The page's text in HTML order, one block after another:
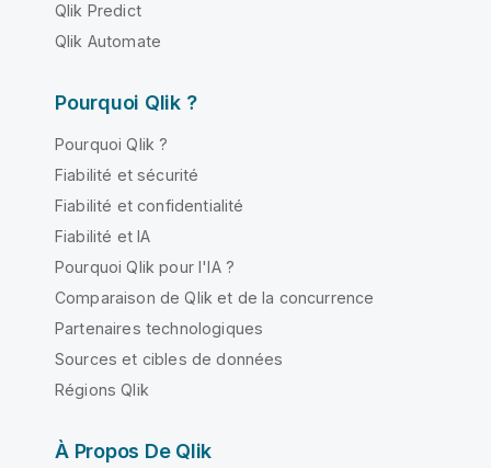
Qlik Predict
Qlik Automate
Pourquoi Qlik ?
Pourquoi Qlik ?
Fiabilité et sécurité
Fiabilité et confidentialité
Fiabilité et IA
Pourquoi Qlik pour l'IA ?
Comparaison de Qlik et de la concurrence
Partenaires technologiques
Sources et cibles de données
Régions Qlik
À Propos De Qlik